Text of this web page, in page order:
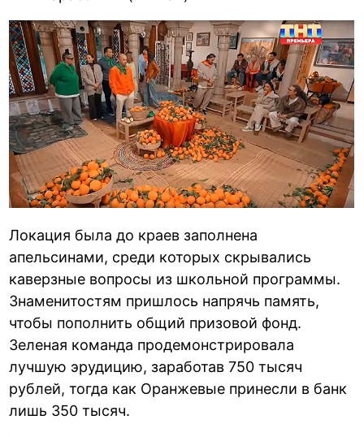
Локация была до краев заполнена
апельсинами, среди которых скрывались
каверзные вопросы из школьной программы.
Знаменитостям пришлось напрячь память,
чтобы пополнить общий призовой фонд.
Зеленая команда продемонстрировала
лучшую эрудицию, заработав 750 тысяч
рублей, тогда как Оранжевые принесли в банк
лишь 350 тысяч.